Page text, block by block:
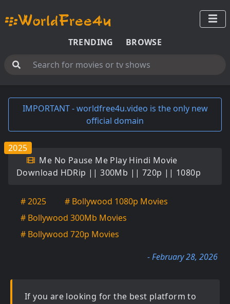
TRENDING BROWSE
IMPORTANT - worldfree4u.video is the only new
official domain
Me No Pause Me Play Hindi Movie
Download HDRip || 300Mb || 720p || 1080p
2025
# 2025
# Bollywood 1080p Movies
# Bollywood 300Mb Movies
# Bollywood 720p Movies
- February 28, 2026
If you are looking for the best platform to